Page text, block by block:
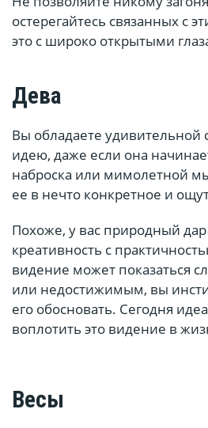
остерегайтесь связанных с
это с широко открытыми
Дева
Вы обладаете удивительной
идею, даже если она
наброска или мимолетной
ее в нечто конкретное и
Похоже, у вас природный дар
креативность с
видение может показаться
или недостижимым, вы
его обосновать. Сегодня
воплотить это видение в
Весы